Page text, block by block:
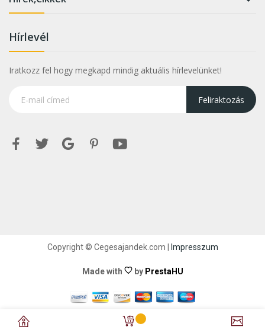
Hírlevél
Iratkozz fel hogy megkapd mindig aktuális hírlevelünket!
Feliraktozás
Copyright © Cegesajandek.com | Impresszum
Made with by PrestaHU